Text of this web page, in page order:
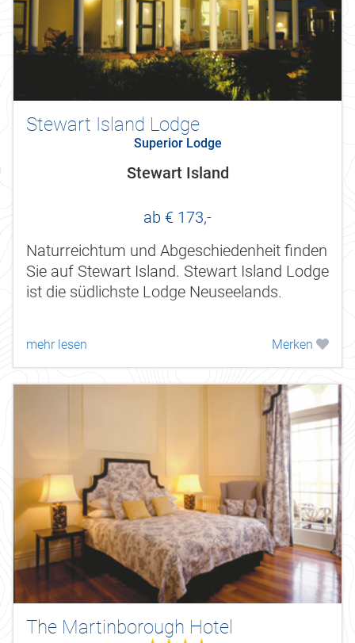
Stewart Island Lodge
Superior Lodge
Stewart Island
ab € 173,-
Naturreichtum und Abgeschiedenheit finden
Sie auf Stewart Island. Stewart Island Lodge
ist die südlichste Lodge Neuseelands.
mehr lesen Merken
The Martinborough Hotel